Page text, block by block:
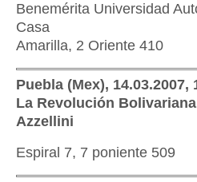
Benemérita Universidad
Casa
Amarilla, 2 Oriente 410
Puebla (Mex), 14.03.2007,
La Revolución
Azzellini
Espiral 7, 7 poniente 509